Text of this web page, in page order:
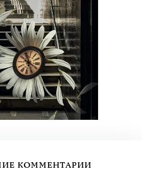
КОММЕНТАРИИ